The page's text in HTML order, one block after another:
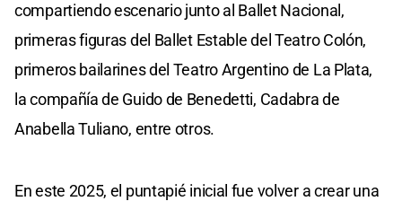
compartiendo escenario junto al Ballet Nacional,
primeras figuras del Ballet Estable del Teatro Colón,
primeros bailarines del Teatro Argentino de La Plata,
la compañía de Guido de Benedetti, Cadabra de
Anabella Tuliano, entre otros.
En este 2025, el puntapié inicial fue volver a crear una